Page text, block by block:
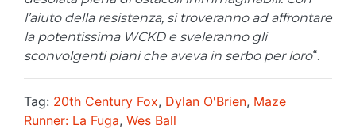
l’aiuto della resistenza, si troveranno ad affrontare
la potentissima WCKD e sveleranno gli
sconvolgenti piani che aveva in serbo per loro“.
Tag: 20th Century Fox, Dylan O'Brien, Maze
Runner: La Fuga, Wes Ball